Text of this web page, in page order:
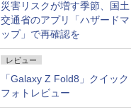
災害リスクが増す季節、国土
交通省のアプリ「ハザードマ
ップ」で再確認を
レビュー
「Galaxy Z Fold8」クイック
フォトレビュー